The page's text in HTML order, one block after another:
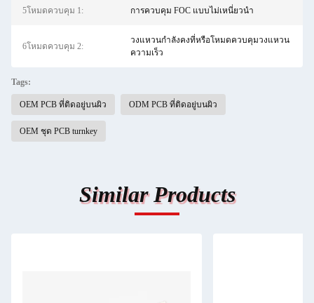
5โหมดควบคุม 1: การควบคุม FOC แบบไม่เหนี่ยวนำ
6โหมดควบคุม 2:
วงแหวนกำลังคงที่หรือโหมดควบคุมวงแหวน
ความเร็ว
Tags:
OEM PCB ที่ติดอยู่บนผิว ODM PCB ที่ติดอยู่บนผิว
OEM ชุด PCB turnkey
Similar Products